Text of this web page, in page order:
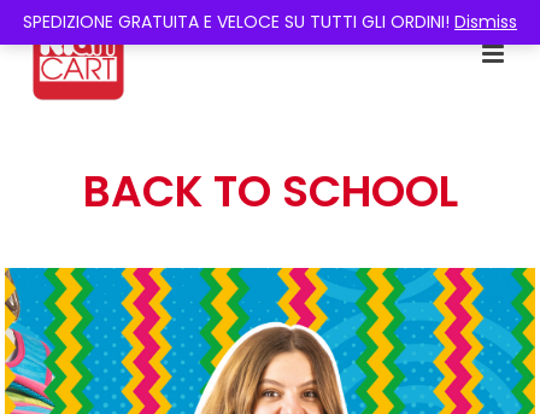
SPEDIZIONE GRATUITA E VELOCE SU TUTTI GLI ORDINI! Dismiss
BACK TO SCHOOL